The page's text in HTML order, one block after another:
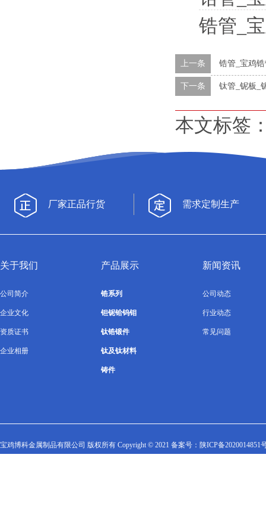
锆管_
上一条 锆管_宝鸡
下一条 钛管_铌板_
本文标签
厂家正品行货 需求定制生产
关于我们
公司简介
企业文化
资质证书
企业相册
产品展示
锆系列
钽铌铪钨钼
钛锆锻件
钛及钛材料
铸件
新闻资讯
公司动态
行业动态
常见问题
宝鸡博科金属制品有限公司 版权所有 Copyright © 2021 备案号： 陕ICP备2020014851